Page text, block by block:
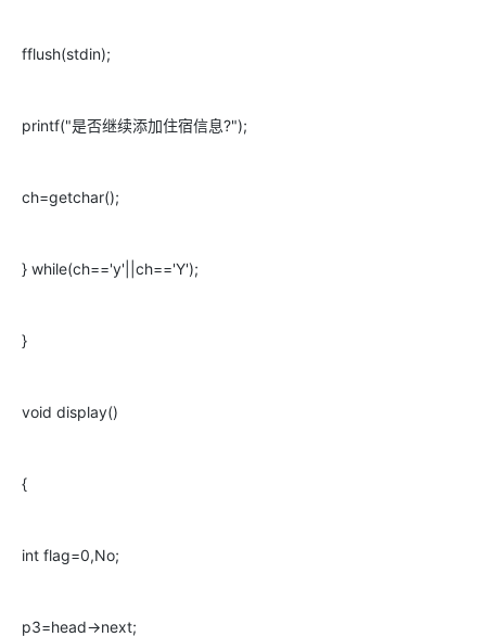
fflush(stdin);
printf("是否继续添加住宿信息?");
ch=getchar();
} while(ch=='y'||ch=='Y');
}
void display()
{
int flag=0,No;
p3=head->next;